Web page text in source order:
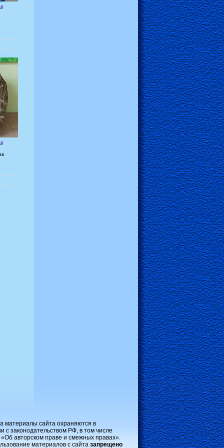
материалы сайта охраняются в
с законодательством РФ, в том числе
авторском праве и смежных правах».
материалов с сайта запрещено